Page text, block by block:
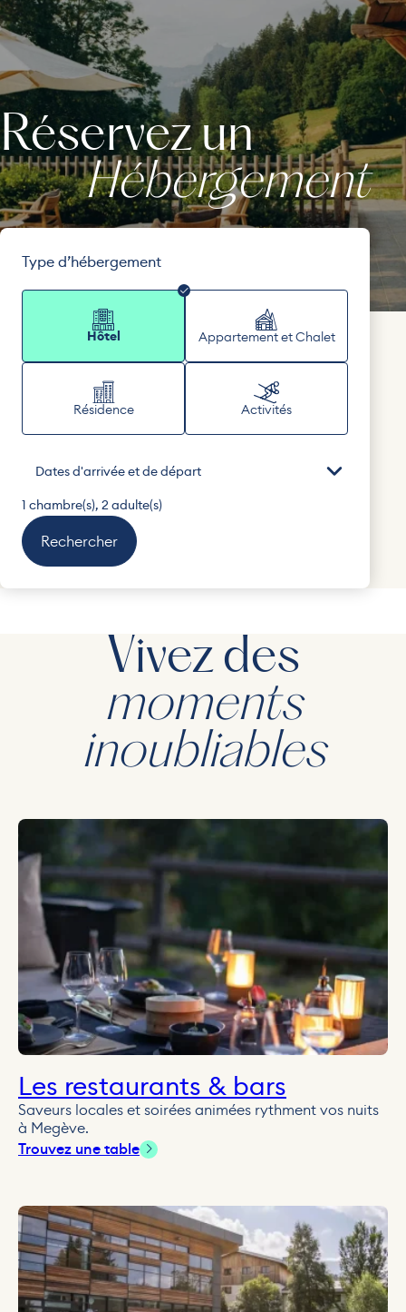
Réservez un
Hébergement
Type d’hébergement
Hôtel Appartement et Chalet
Résidence Activités
1 chambre(s), 2 adulte(s)
Rechercher
Vivez des
moments
inoubliables
Les restaurants & bars
Saveurs locales et soirées animées rythment vos nuits
à Megève.
Trouvez une table